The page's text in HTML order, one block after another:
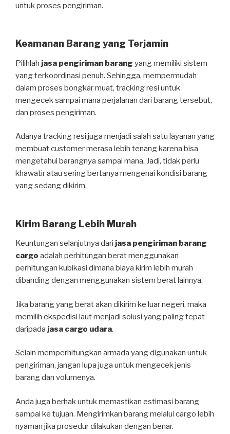
untuk proses pengiriman.
Keamanan Barang yang Terjamin
Pilihlah jasa pengiriman barang yang memiliki sistem
yang terkoordinasi penuh. Sehingga, mempermudah
dalam proses bongkar muat, tracking resi untuk
mengecek sampai mana perjalanan dari barang tersebut,
dan proses pengiriman.
Adanya tracking resi juga menjadi salah satu layanan yang
membuat customer merasa lebih tenang karena bisa
mengetahui barangnya sampai mana. Jadi, tidak perlu
khawatir atau sering bertanya mengenai kondisi barang
yang sedang dikirim.
Kirim Barang Lebih Murah
Keuntungan selanjutnya dari jasa pengiriman barang
cargo adalah perhitungan berat menggunakan
perhitungan kubikasi dimana biaya kirim lebih murah
dibanding dengan menggunakan sistem berat lainnya.
Jika barang yang berat akan dikirim ke luar negeri, maka
memilih ekspedisi laut menjadi solusi yang paling tepat
daripada jasa cargo udara.
Selain memperhitungkan armada yang digunakan untuk
pengiriman, jangan lupa juga untuk mengecek jenis
barang dan volumenya.
Anda juga berhak untuk memastikan estimasi barang
sampai ke tujuan. Mengirimkan barang melalui cargo lebih
nyaman jika prosedur dilakukan dengan benar.